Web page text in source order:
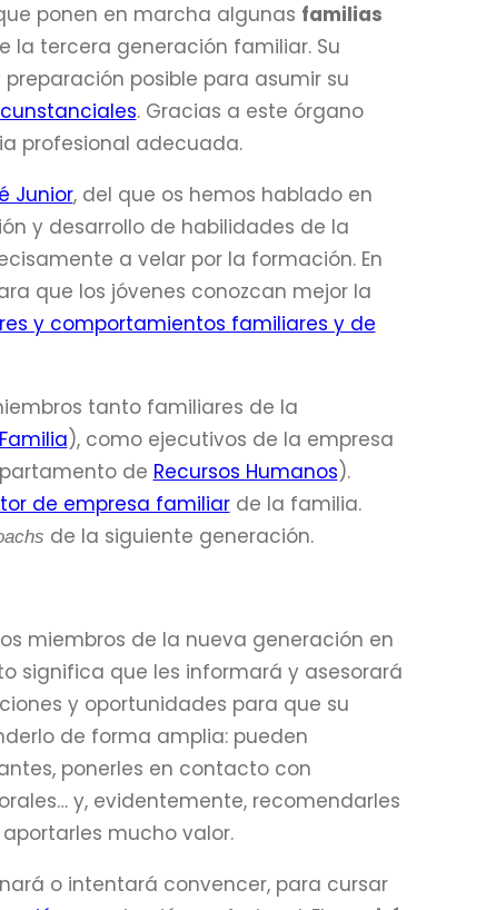
ponen en marcha algunas familias
la tercera generación familiar. Su
posible para asumir su
. Gracias a este órgano
profesional adecuada.
Junior, del que os hemos hablado en
y desarrollo de habilidades de la
a velar por la formación. En
que los jóvenes conozcan mejor la
y comportamientos familiares y de
tanto familiares de la
), como ejecutivos de la empresa
de Recursos Humanos).
de empresa familiarde la familia.
de la siguiente generación.
miembros de la nueva generación en
significa que les informará y asesorará
y oportunidades para que su
de forma amplia: pueden
ponerles en contacto con
y, evidentemente, recomendarles
mucho valor.
o intentará convencer, para cursar